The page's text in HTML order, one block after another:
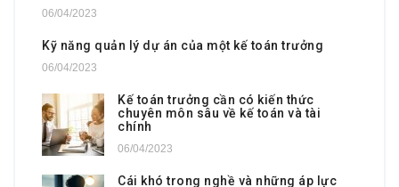
06/04/2023
Kỹ năng quản lý dự án của một kế toán trưởng
06/04/2023
Kế toán trưởng cần có kiến thức
chuyên môn sâu về kế toán và tài
chính
06/04/2023
Cái khó trong nghề và những áp lực